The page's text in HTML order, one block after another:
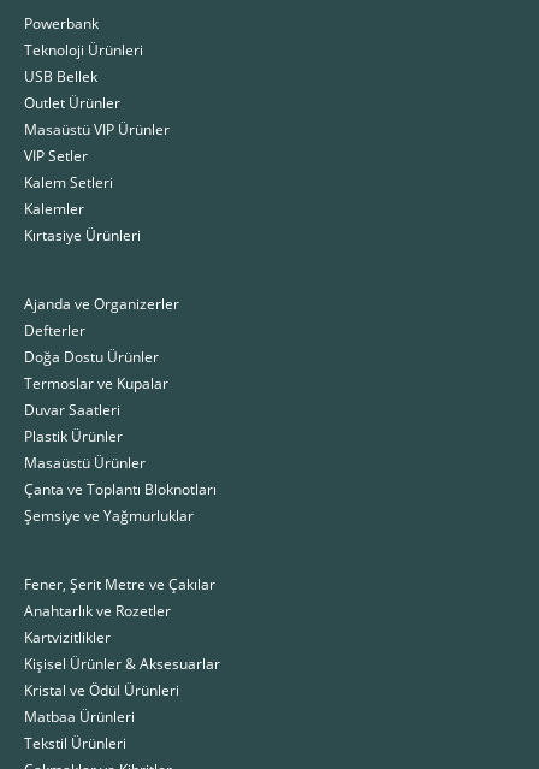
Powerbank
Teknoloji Ürünleri
USB Bellek
Outlet Ürünler
Masaüstü VIP Ürünler
VIP Setler
Kalem Setleri
Kalemler
Kırtasiye Ürünleri
Ajanda ve Organizerler
Defterler
Doğa Dostu Ürünler
Termoslar ve Kupalar
Duvar Saatleri
Plastik Ürünler
Masaüstü Ürünler
Çanta ve Toplantı Bloknotları
Şemsiye ve Yağmurluklar
Fener, Şerit Metre ve Çakılar
Anahtarlık ve Rozetler
Kartvizitlikler
Kişisel Ürünler & Aksesuarlar
Kristal ve Ödül Ürünleri
Matbaa Ürünleri
Tekstil Ürünleri